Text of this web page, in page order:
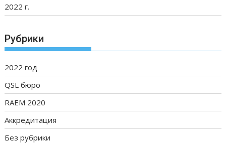
2022 г.
Рубрики
2022 год
QSL бюро
RAEM 2020
Аккредитация
Без рубрики